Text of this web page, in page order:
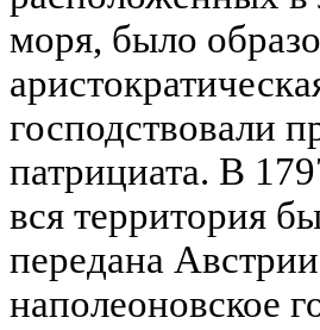
моря, было
господствовали
патрициата. В
вся территория
передана
наполеоновское